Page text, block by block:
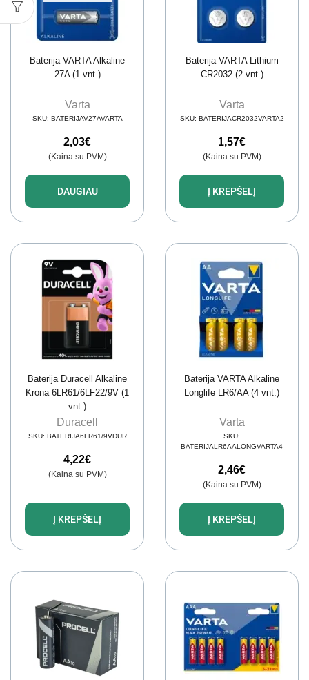
Baterija VARTA Alkaline
27A (1 vnt.)
Varta
SKU: BATERIJAV27AVARTA
2,03€
(Kaina su PVM)
DAUGIAU
Baterija VARTA Lithium
CR2032 (2 vnt.)
Varta
SKU: BATERIJACR2032VARTA2
1,57€
(Kaina su PVM)
Į KREPŠELĮ
Baterija Duracell Alkaline
Krona 6LR61/6LF22/9V (1
vnt.)
Duracell
SKU: BATERIJA6LR61/9VDUR
4,22€
(Kaina su PVM)
Į KREPŠELĮ
Baterija VARTA Alkaline
Longlife LR6/AA (4 vnt.)
Varta
SKU:
BATERIJALR6AALONGVARTA4
2,46€
(Kaina su PVM)
Į KREPŠELĮ